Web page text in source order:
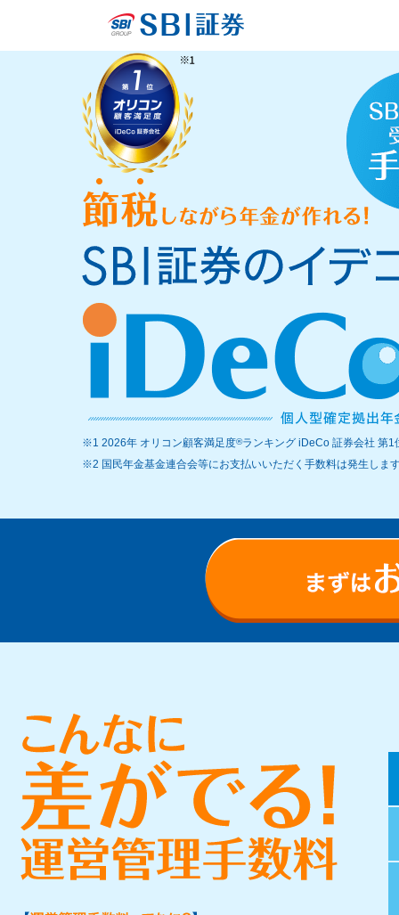
※1 2026年 オリコン顧客満足度®ランキング iDeCo 証券会社 第1
※2 国民年金基金連合会等にお支払いいただく手数料は発生しま